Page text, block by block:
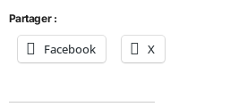
Partager :
Facebook X